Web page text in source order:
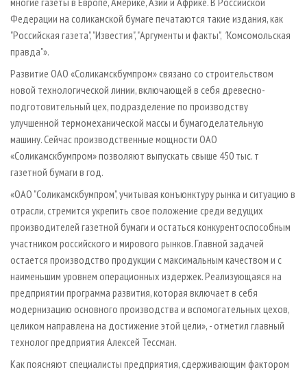
Федерации на соликамской бумаге печатаются такие издания, как
"Российская газета", "Известия", "Аргументы и факты", "Комсомольская
правда"».
Развитие ОАО «Соликамскбумпром» связано со строительством
новой технологической линии, включающей в себя древесно­-
подготовительный цех, подразделение по производству
улучшенной термомеханической массы и бумагоделательную
машину. Сейчас производственные мощности ОАО
«Соликамскбумпром» позволяют выпускать свыше 450 тыс. т
газетной бумаги в год.
«ОАО "Соликамскбумпром", учитывая конъюнктуру рынка и ситуацию в
отрасли, стремится укрепить свое положение среди ведущих
производителей газетной бумаги и остаться конкурентоспособным
участником российского и мирового рынков. Главной задачей
остается производство продукции с максимальным качеством и с
наименьшим уровнем операционных издержек. Реализующаяся на
предприятии программа развития, которая включает в себя
модернизацию основного производства и вспомогательных цехов,
целиком направлена на достижение этой цели», - отметил главный
технолог предприятия Алексей Тессман.
Как поясняют специалисты предприятия, сдерживающим фактором